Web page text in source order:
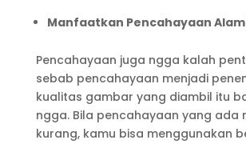
Manfaatkan Pencahayaan
Pencahayaan juga ngga kalah
sebab pencahayaan menjadi
kualitas gambar yang diambil itu
ngga. Bila pencahayaan yang ada
kurang, kamu bisa menggunakan